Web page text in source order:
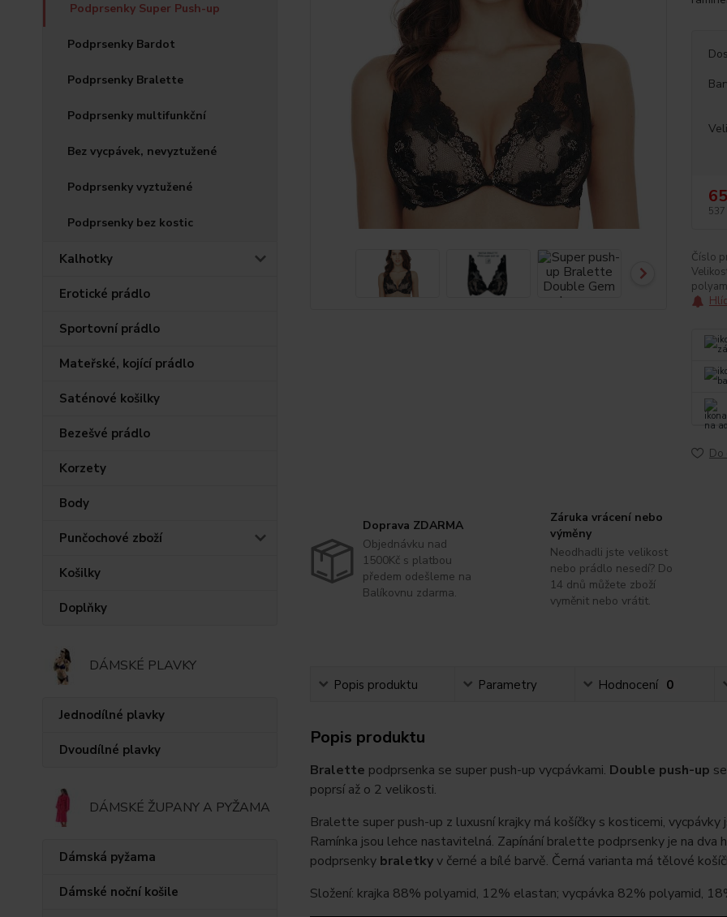
Podprsenky Super Push-up
Podprsenky Bardot
Podprsenky Bralette
Podprsenky multifunkční
Bez vycpávek, nevyztužené
Podprsenky vyztužené
Podprsenky bez kostic
Kalhotky
Erotické prádlo
Sportovní prádlo
Mateřské, kojící prádlo
Saténové košilky
Bezešvé prádlo
Korzety
Body
Punčochové zboží
Košilky
Doplňky
DÁMSKÉ PLAVKY
Jednodílné plavky
Dvoudílné plavky
DÁMSKÉ ŽUPANY A PYŽAMA
Dámská pyžama
Dámské noční košile
537
Číslo
Do
Doprava ZDARMA
Objednávku nad
1500Kč s platbou
předem odešleme na
Balíkovnu zdarma.
Záruka vrácení nebo
výměny
Neodhadli jste velikost
nebo prádlo nesedí? Do
14 dnů můžete zboží
vyměnit nebo vrátit.
Popis produktu Parametry Hodnocení 0
Popis produktu
Bralette podprsenka se super push-up vycpávkami. Double push-up
poprsí až o 2 velikosti.
Bralette super push-up z luxusní krajky má košíčky s kosticemi,
Ramínka jsou lehce nastavitelná. Zapínání bralette podprsenky je na
podprsenky braletkyv černé a bílé barvě. Černá varianta má tělové
Složení: krajka 88% polyamid, 12% elastan; vycpávka 82% polyamid,